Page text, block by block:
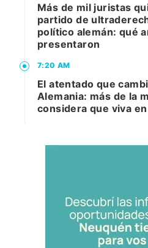
Más de mil juristas
partido de
político alemán: qué
presentaron
7:20 AM
El atentado que
Alemania: más de la
considera que viva